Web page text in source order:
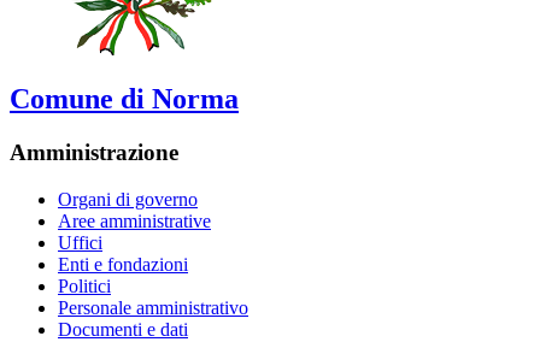
Comune di Norma
Amministrazione
Organi di governo
Aree amministrative
Uffici
Enti e fondazioni
Politici
Personale amministrativo
Documenti e dati